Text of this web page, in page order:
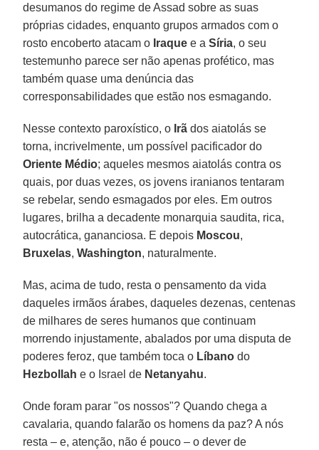
desumanos do regime de Assad sobre as suas
próprias cidades, enquanto grupos armados com o
rosto encoberto atacam o Iraque e aSíria, o seu
testemunho parece ser não apenas profético, mas
também quase uma denúncia das
corresponsabilidades que estão nos esmagando.
Nesse contexto paroxístico, o Irã dos aiatolás se
torna, incrivelmente, um possível pacificador do
Oriente Médio; aqueles mesmos aiatolás contra os
quais, por duas vezes, os jovens iranianos tentaram
se rebelar, sendo esmagados por eles. Em outros
lugares, brilha a decadente monarquia saudita, rica,
autocrática, gananciosa. E depois Moscou,
Bruxelas,Washington, naturalmente.
Mas, acima de tudo, resta o pensamento da vida
daqueles irmãos árabes, daqueles dezenas, centenas
de milhares de seres humanos que continuam
morrendo injustamente, abalados por uma disputa de
poderes feroz, que também toca o Líbano do
Hezbollahe o Israel de Netanyahu.
Onde foram parar "os nossos"? Quando chega a
cavalaria, quando falarão os homens da paz? A nós
resta – e, atenção, não é pouco – o dever de